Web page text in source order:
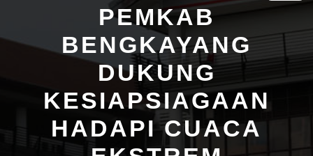
PEMKAB
BENGKAYANG
DUKUNG
KESIAPSIAGAAN
HADAPI CUACA